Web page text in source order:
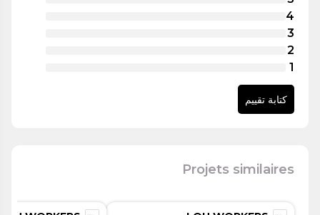
4
3
2
1
كتابة تقييم
Projets similaires